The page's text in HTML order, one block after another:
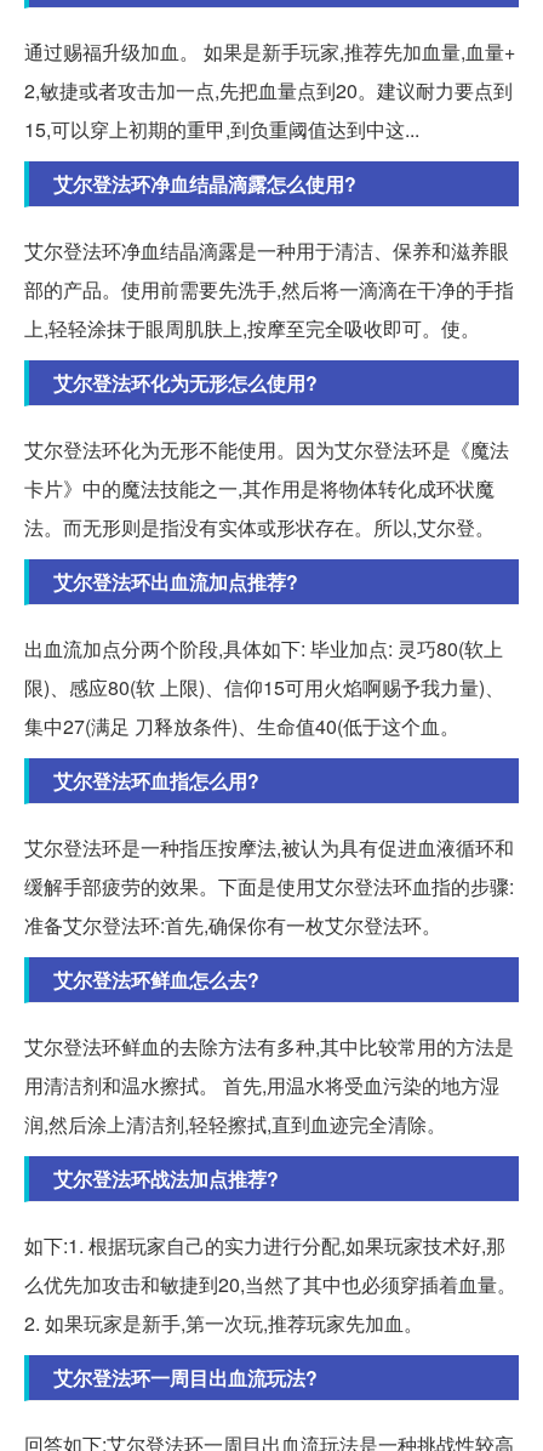
通过赐福升级加血。 如果是新手玩家,推荐先加血量,血量+
2,敏捷或者攻击加一点,先把血量点到20。建议耐力要点到
15,可以穿上初期的重甲,到负重阈值达到中这...
艾尔登法环净血结晶滴露怎么使用?
艾尔登法环净血结晶滴露是一种用于清洁、保养和滋养眼
部的产品。使用前需要先洗手,然后将一滴滴在干净的手指
上,轻轻涂抹于眼周肌肤上,按摩至完全吸收即可。使。
艾尔登法环化为无形怎么使用?
艾尔登法环化为无形不能使用。因为艾尔登法环是《魔法
卡片》中的魔法技能之一,其作用是将物体转化成环状魔
法。而无形则是指没有实体或形状存在。所以,艾尔登。
艾尔登法环出血流加点推荐?
出血流加点分两个阶段,具体如下: 毕业加点: 灵巧80(软上
限)、感应80(软 上限)、信仰15可用火焰啊赐予我力量)、
集中27(满足 刀释放条件)、生命值40(低于这个血。
艾尔登法环血指怎么用?
艾尔登法环是一种指压按摩法,被认为具有促进血液循环和
缓解手部疲劳的效果。下面是使用艾尔登法环血指的步骤:
准备艾尔登法环:首先,确保你有一枚艾尔登法环。
艾尔登法环鲜血怎么去?
艾尔登法环鲜血的去除方法有多种,其中比较常用的方法是
用清洁剂和温水擦拭。 首先,用温水将受血污染的地方湿
润,然后涂上清洁剂,轻轻擦拭,直到血迹完全清除。
艾尔登法环战法加点推荐?
如下:1. 根据玩家自己的实力进行分配,如果玩家技术好,那
么优先加攻击和敏捷到20,当然了其中也必须穿插着血量。
2. 如果玩家是新手,第一次玩,推荐玩家先加血。
艾尔登法环一周目出血流玩法?
回答如下:艾尔登法环一周目出血流玩法是一种挑战性较高